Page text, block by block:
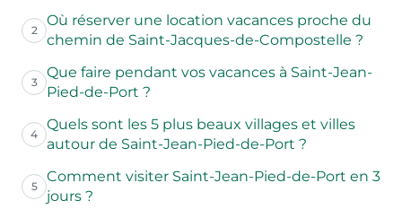
2
Où réserver une location vacances proche du
chemin de Saint-Jacques-de-Compostelle ?
3
Que faire pendant vos vacances à Saint-Jean-
Pied-de-Port ?
4
Quels sont les 5 plus beaux villages et villes
autour de Saint-Jean-Pied-de-Port ?
5
Comment visiter Saint-Jean-Pied-de-Port en 3
jours ?